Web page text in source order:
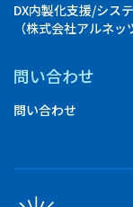
DX内製化支援/シス
（株式会社アルネッ
問い合わせ
問い合わせ